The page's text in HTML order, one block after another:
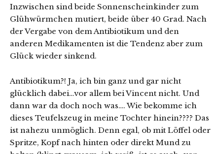
Inzwischen sind beide Sonnenscheinkinder zum
Glühwürmchen mutiert, beide über 40 Grad. Nach
der Vergabe von dem Antibiotikum und den
anderen Medikamenten ist die Tendenz aber zum
Glück wieder sinkend.
Antibiotikum?! Ja, ich bin ganz und gar nicht
glücklich dabei…vor allem bei Vincent nicht. Und
dann war da doch noch was…. Wie bekomme ich
dieses Teufelszeug in meine Tochter hinein???? Das
ist nahezu unmöglich. Denn egal, ob mit Löffel oder
Spritze, Kopf nach hinten oder direkt Mund zu